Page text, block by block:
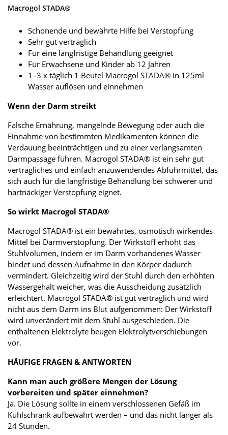
Macrogol STADA®
Schonende und bewährte Hilfe bei Verstopfung
Sehr gut verträglich
Für eine langfristige Behandlung geeignet
Für Erwachsene und Kinder ab 12 Jahren
1–3 x täglich 1 Beutel Macrogol STADA® in 125ml
Wasser auflösen und einnehmen
Wenn der Darm streikt
Falsche Ernährung, mangelnde Bewegung oder auch die
Einnahme von bestimmten Medikamenten können die
Verdauung beeinträchtigen und zu einer verlangsamten
Darmpassage führen. Macrogol STADA® ist ein sehr gut
verträgliches und einfach anzuwendendes Abführmittel, das
sich auch für die langfristige Behandlung bei schwerer und
hartnäckiger Verstopfung eignet.
So wirkt Macrogol STADA®
Macrogol STADA® ist ein bewährtes, osmotisch wirkendes
Mittel bei Darmverstopfung. Der Wirkstoff erhöht das
Stuhlvolumen, indem er im Darm vorhandenes Wasser
bindet und dessen Aufnahme in den Körper dadurch
vermindert. Gleichzeitig wird der Stuhl durch den erhöhten
Wassergehalt weicher, was die Ausscheidung zusätzlich
erleichtert. Macrogol STADA® ist gut verträglich und wird
nicht aus dem Darm ins Blut aufgenommen: Der Wirkstoff
wird unverändert mit dem Stuhl ausgeschieden. Die
enthaltenen Elektrolyte beugen Elektrolytverschiebungen
vor.
HÄUFIGE FRAGEN & ANTWORTEN
Kann man auch größere Mengen der Lösung
vorbereiten und später einnehmen?
Ja. Die Lösung sollte in einem verschlossenen Gefäß im
Kühlschrank aufbewahrt werden – und das nicht länger als
24 Stunden.